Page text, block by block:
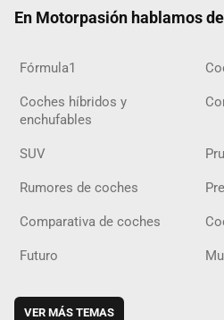
En Motorpasión hablamos
Fórmula1
Coches híbridos y
enchufables
SUV
Rumores de coches
Comparativa de coches
Futuro
VER MÁS TEMAS